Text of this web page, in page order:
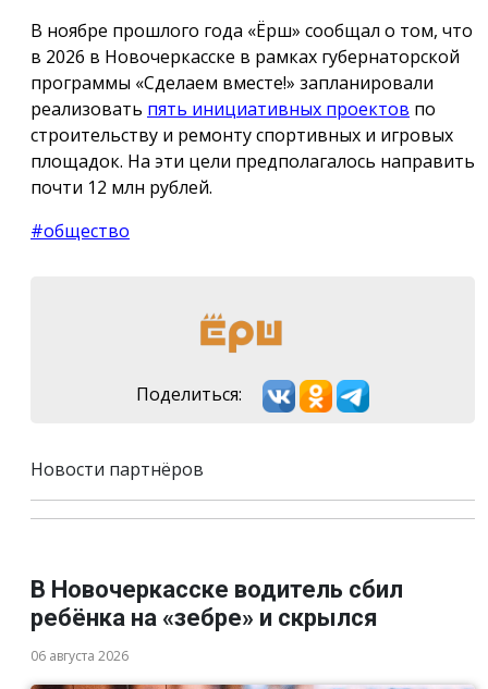
В ноябре прошлого года «Ёрш» сообщал о том, что
в 2026 в Новочеркасске в рамках губернаторской
программы «Сделаем вместе!» запланировали
реализовать пять инициативных проектов по
строительству и ремонту спортивных и игровых
площадок. На эти цели предполагалось направить
почти 12 млн рублей.
#общество
Поделиться:
Новости партнёров
В Новочеркасске водитель сбил
ребёнка на «зебре» и скрылся
06 августа 2026